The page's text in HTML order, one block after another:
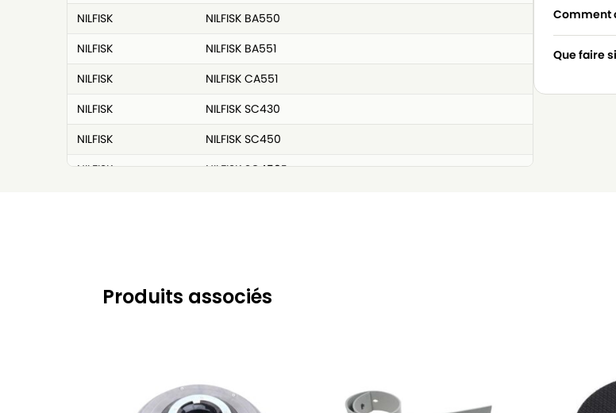
NILFISK
NILFISK BA550
NILFISK
NILFISK BA551
NILFISK
NILFISK CA551
NILFISK
NILFISK SC430
NILFISK
NILFISK SC450
NILFISK
NILFISK SC450E
Comment
Que faire
Produits associés